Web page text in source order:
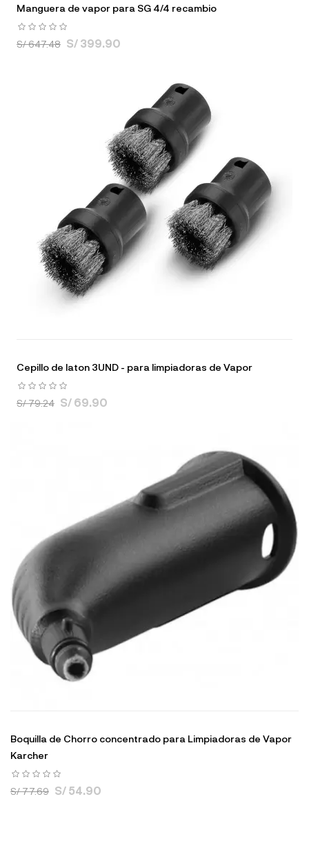
Manguera de vapor para SG 4/4 recambio
S/ 647.48 S/ 399.90
Cepillo de laton 3UND - para limpiadoras de Vapor
S/ 79.24 S/ 69.90
Boquilla de Chorro concentrado para Limpiadoras de Vapor
Karcher
S/ 77.69 S/ 54.90